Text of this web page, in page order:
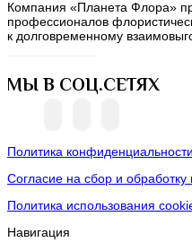
Компания «Планета Флора»
профессионалов
к долговременному
МЫ В СОЦ.СЕТЯХ
Политика конфиденциальности
Согласие на сбор и
Политика использования
Навигация